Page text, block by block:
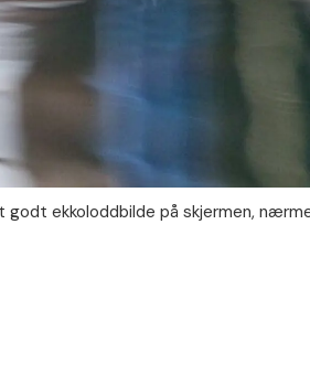
ekkoloddbilde på skjermen,